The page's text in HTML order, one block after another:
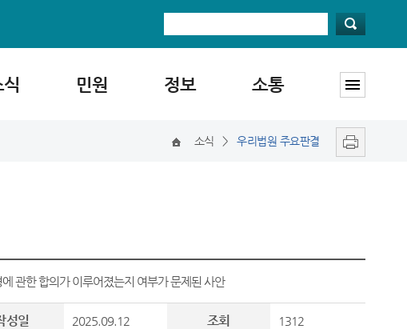
민원 정보 소통
소식 > 우리법원 주요판결
관한 합의가 이루어졌는지 여부가 문제된 사안
성일 2025.09.12 조회 1312